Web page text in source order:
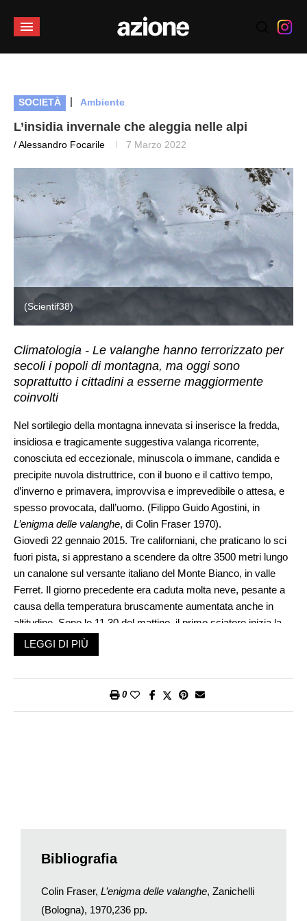
SOCIETÀ | Ambiente
L’insidia invernale che aleggia nelle alpi
/ Alessandro Focarile 7 Marzo 2022
(Scientif38)
Climatologia - Le valanghe hanno terrorizzato per
secoli i popoli di montagna, ma oggi sono
soprattutto i cittadini a esserne maggiormente
coinvolti
Nel sortilegio della montagna innevata si inserisce la fredda,
insidiosa e tragicamente suggestiva valanga ricorrente,
conosciuta ed eccezionale, minuscola o immane, candida e
precipite nuvola distruttrice, con il buono e il cattivo tempo,
d’inverno e primavera, improvvisa e imprevedibile o attesa, e
spesso provocata, dall’uomo. (Filippo Guido Agostini, in
L’enigma delle valanghe, di Colin Fraser 1970).
Giovedì 22 gennaio 2015. Tre californiani, che praticano lo sci
fuori pista, si apprestano a scendere da oltre 3500 metri lungo
un canalone sul versante italiano del Monte Bianco, in valle
Ferret. Il giorno precedente era caduta molta neve, pesante a
causa della temperatura bruscamente aumentata anche in
altitudine. Sono le 11.30 del mattino, il primo sciatore inizia la
discesa, e provoca una valanga che lo travolge e lo trascina
per centinaia di metri. A recuperarlo, sotto venti centimetri di
di altre valanghe. Morirà dopo qualche ora all’ospedale di
ma anche fuori stagione e fuori orario. Del tutto recentemente
si sono aggiunti anche i
montagna con le racchette da neve a volte in allegre e
Nel corso di quella stagione, e sempre in Valle d’Aosta, sono
LEGGI DI PIÙ
0
Bibliografia
Colin Fraser, L’enigma delle valanghe, Zanichelli
(Bologna), 1970,236 pp.